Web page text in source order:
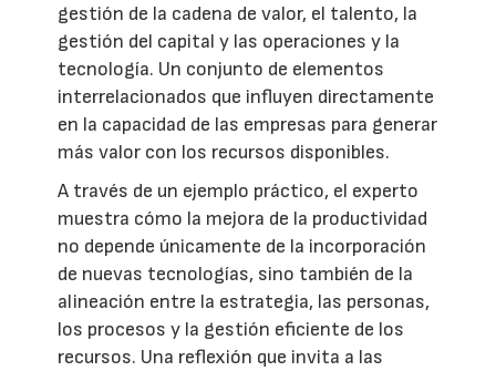
gestión de la cadena de valor, el talento, la
gestión del capital y las operaciones y la
tecnología. Un conjunto de elementos
interrelacionados que influyen directamente
en la capacidad de las empresas para generar
más valor con los recursos disponibles.
A través de un ejemplo práctico, el experto
muestra cómo la mejora de la productividad
no depende únicamente de la incorporación
de nuevas tecnologías, sino también de la
alineación entre la estrategia, las personas,
los procesos y la gestión eficiente de los
recursos. Una reflexión que invita a las